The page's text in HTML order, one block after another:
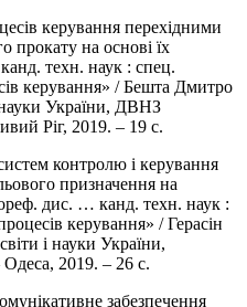
керування перехідними
прокату на основі їх
техн. наук : спец.
керування» / Бешта Дмитро
України, ДВНЗ
Ріг, 2019. – 19 с.
контролю і керування
призначення на
дис. … канд. техн. наук :
керування» / Герасін
і науки України,
2019. – 26 с.
забезпечення